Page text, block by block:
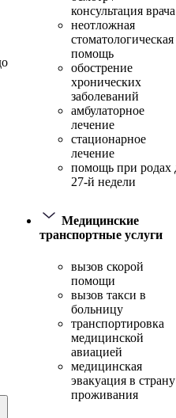
консультация врача
неотложная
стоматологическая
помощь
обострение
хронических
заболеваний
амбулаторное
лечение
стационарное
лечение
помощь при родах
27-й недели
Медицинские
транспортные услуги
вызов скорой
помощи
вызов такси в
больницу
транспортировка
медицинской
авиацией
медицинская
эвакуация в страну
проживания